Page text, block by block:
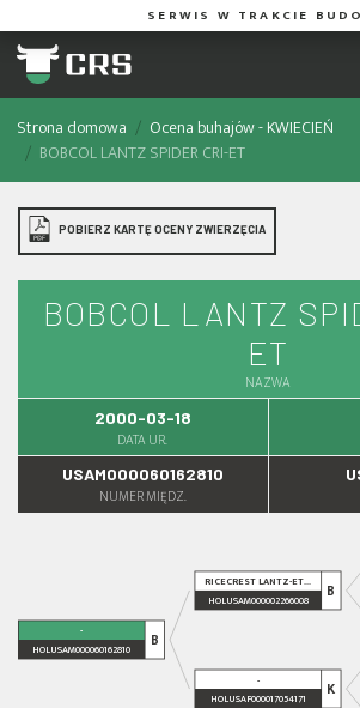
SERWIS W TRAKCIE
Strona domowa
Ocena buhajów - KWIECIEŃ
BOBCOL LANTZ SPIDER CRI-ET
POBIERZ KARTĘ OCENY ZWIERZĘCIA
BOBCOL LANTZ
ET
NAZWA
2000-03-18
DATA UR.
USAM000060162810
NUMER MIĘDZ.
-
HOLUSAM000060162810
B
RICECREST LANTZ-ET...
HOLUSAM000002266008 B
-
HOLUSAF000017054171
K